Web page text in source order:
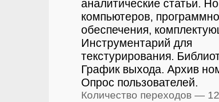
аналитические статьи.
компьютеров,
обеспечения,
Инструментарий для
текстурирования.
График выхода. Архив
Опрос пользователей.
Количество переходов —